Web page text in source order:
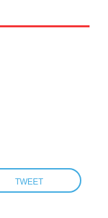
TWEET